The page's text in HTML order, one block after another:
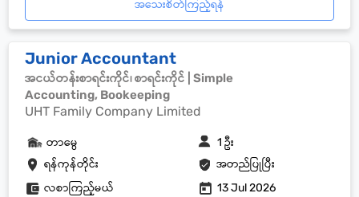
အသေးစိတ်ကြည့်ရန်
Junior Accountant
အငယ်တန်းစာရင်းကိုင်၊ စာရင်းကိုင် | Simple
Accounting, Bookeeping
UHT Family Company Limited
ရန်ကုန်တိုင်း အတည်ပြုပြီး
တာမွေ 1 ဦး
လစာကြည့်မယ် 13 Jul 2026